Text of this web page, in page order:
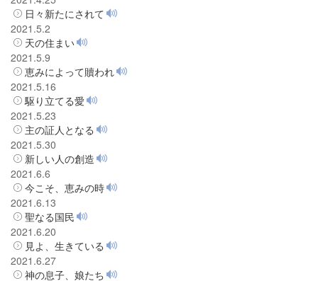
日々新たにされて
2021.5.2
天の住まい
2021.5.9
恵みによって贖われ
2021.5.16
駆り立てる愛
2021.5.23
主の証人となる
2021.5.30
新しい人の創造
2021.6.6
今こそ、恵みの時
2021.6.13
聖なる国民
2021.6.20
見よ、生きている
2021.6.27
神の息子、娘たち